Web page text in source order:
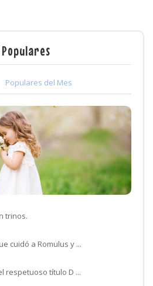
Populares del Mes
trinos.
cuidó a Romulus y ...
respetuoso título D ...